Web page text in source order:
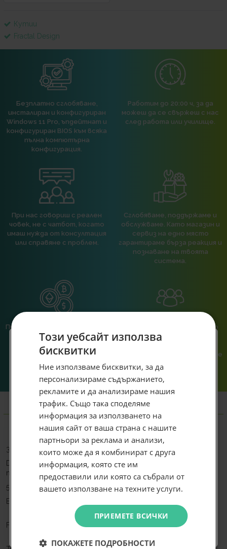
Кутии
Fractal Design
Безплатно сглобяване,
инсталиран и конфигуриран
Windows 11 Pro, ъпдейтнат и
конфигуриран BIOS към всяка
пълна компютърна
конфигурация.
Работим до 20:00 ч, за да
можеш да се свържеш с нас
след работа или училище.
При нас говориш с реален
човек, не с чатбот, когато
имаш нужда от консултация
или справяне с проблем.
Сглобяваме, поддържаме и
обслужваме. Като магазин и
сервиз на едно място
гарантираме бърза реакция и
познаване на твоята
система.
Предлагаме различни методи
на плащане, включително
възможност за плащане с
криптовалута.
Ние сме малък екип и точно
затова поемаме лична
поръчка. Ако има проблем – не
решаваме.
Информация
3.5"/2.5" drive mounts
2
Dedicated 2.5" drive
mounts
2
5.25” drive mounts
-
Expansion slots
Front interface
1x USB Type-C 20 Gbps
2x USB Type-A 5 Gbps
Този уебсайт използва
бисквитки
Ние използваме бисквитки, за да
персонализираме съдържанието,
рекламите и да анализираме нашия
трафик. Също така споделяме
информация за използването на
нашия сайт от ваша страна с нашите
партньори за реклама и анализи,
които може да я комбинират с друга
информация, която сте им
предоставили или която са събрали от
вашето използване на техните услуги.
ПРИЕМЕТЕ ВСИЧКИ
ПОКАЖЕТЕ ПОДРОБНОСТИ
Специален подарък за
теб!
Абонирай се за ексклузивни седмични оферти и
специални предложения само за теб като
въведеш само email адрес и получи отстъпка от
първата ти поръчка.
Email
Не искам подарък